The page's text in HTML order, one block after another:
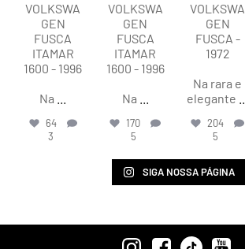
VOLKSWA
GEN
FUSCA
ITAMAR
1600 - 1996
Na
64
3
VOLKSWA
GEN
FUSCA
ITAMAR
1600 - 1996
Na
170
5
VOLKSWA
GEN
FUSCA -
1972
Na rara e
elegante
204
5
SIGA NOSSA PÁGINA